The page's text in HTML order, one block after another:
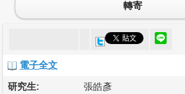
轉寄
電子全文
研究生: 張皓彥